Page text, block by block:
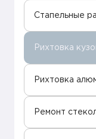
Стапельные
Рихтовка
Рихтовка
Ремонт стекол